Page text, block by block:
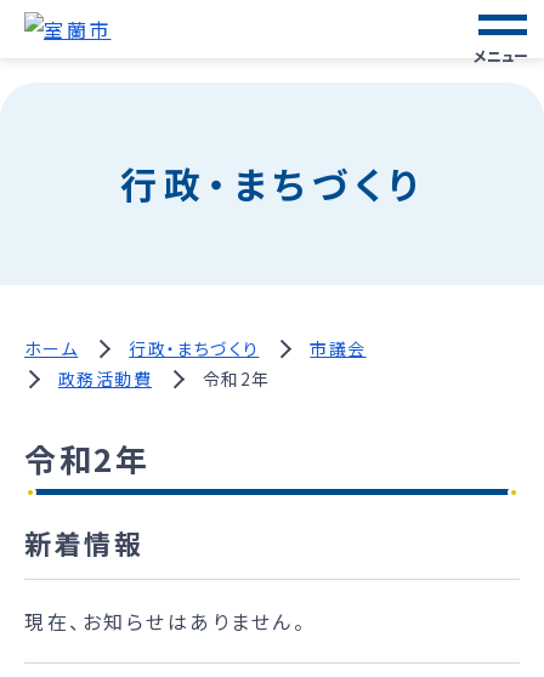
メニュー
行政・まちづくり
ホーム 行政・まちづくり
市議会
政務活動費
令和2年
令和2年
新着情報
現在、お知らせはありません。